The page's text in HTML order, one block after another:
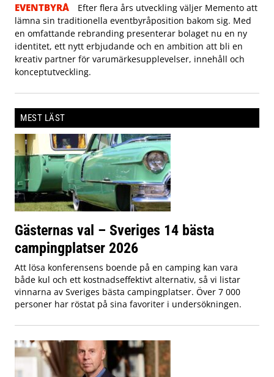
EVENTBYRÅ
Efter flera års utveckling väljer Memento att
lämna sin traditionella eventbyråposition bakom sig. Med
en omfattande rebranding presenterar bolaget nu en ny
identitet, ett nytt erbjudande och en ambition att bli en
kreativ partner för varumärkesupplevelser, innehåll och
konceptutveckling.
MEST LÄST
Gästernas val – Sveriges 14 bästa
campingplatser 2026
Att lösa konferensens boende på en camping kan vara
både kul och ett kostnadseffektivt alternativ, så vi listar
vinnarna av Sveriges bästa campingplatser. Över 7 000
personer har röstat på sina favoriter i undersökningen.